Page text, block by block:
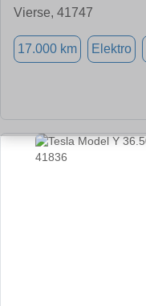
Vierse, 41747
17.000 km Elektro